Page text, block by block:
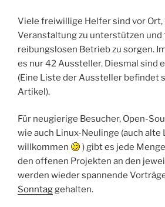
Viele freiwillige Helfer sind vor Ort,
Veranstaltung zu unterstützen und
reibungslosen Betrieb zu sorgen.
es nur 42 Aussteller. Diesmal sind
(Eine Liste der Aussteller befindet
Artikel).
Für neugierige Besucher, Open-
wie auch Linux-Neulinge (auch alte
willkommen
) gibt es jede
den offenen Projekten an den
werden wieder spannende
Sonntaggehalten.